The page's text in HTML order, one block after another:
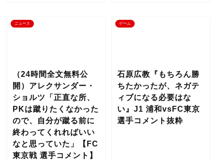
ニュース
（24時間全文無料公
開）アレクサンダー・
ショルツ「正直な所、
PKは蹴りたくなかった
ので、自分が蹴る前に
終わってくれればいい
なと思っていた」【FC
東京戦 選手コメント】
ゲーム
石原広教『もちろん勝
ちたかったが、ネガテ
ィブになる必要はな
い』J1 浦和vsFC東京
選手コメント抜粋